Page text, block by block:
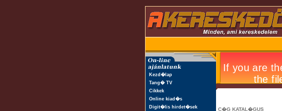
Kezd�lap
Tang� TV
Cikkek
Online kiad�s
Digit�lis hirdet�sek
C�G KATAL�GUS